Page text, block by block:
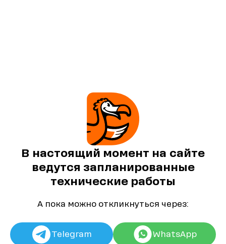
В настоящий момент на сайте
ведутся запланированные
технические работы
А пока можно откликнуться через:
Telegram WhatsApp